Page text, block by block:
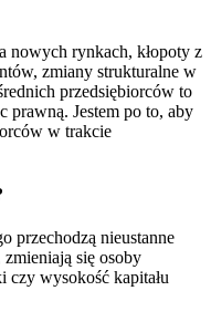
nowych rynkach, kłopoty z
zmiany strukturalne w
przedsiębiorców to
prawną. Jestem po to, aby
w trakcie
przechodzą nieustanne
się osoby
czy wysokość kapitału